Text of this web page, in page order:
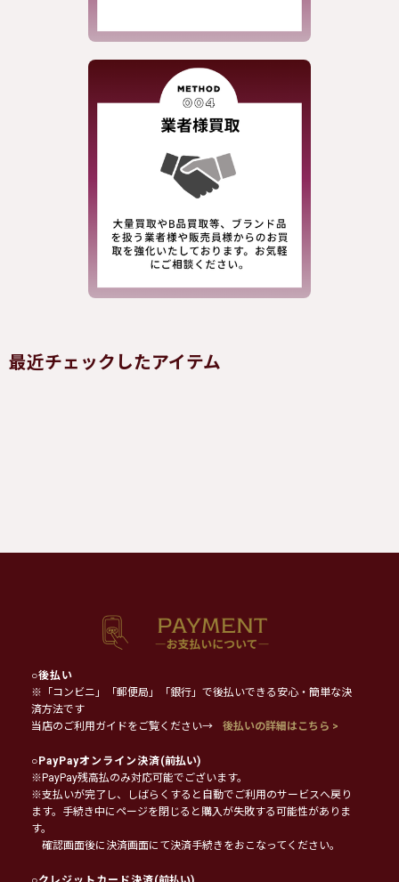
最近チェックしたアイテム
○後払い
※「コンビニ」「郵便局」「銀行」で後払いできる安心・簡単な決
済方法です
当店のご利用ガイドをご覧ください→
後払いの詳細はこちら >
○PayPayオンライン決済(前払い)
※PayPay残高払のみ対応可能でございます。
※支払いが完了し、しばらくすると自動でご利用のサービスへ戻り
ます。手続き中にページを閉じると購入が失敗する可能性がありま
す。
確認画面後に決済画面にて決済手続きをおこなってください。